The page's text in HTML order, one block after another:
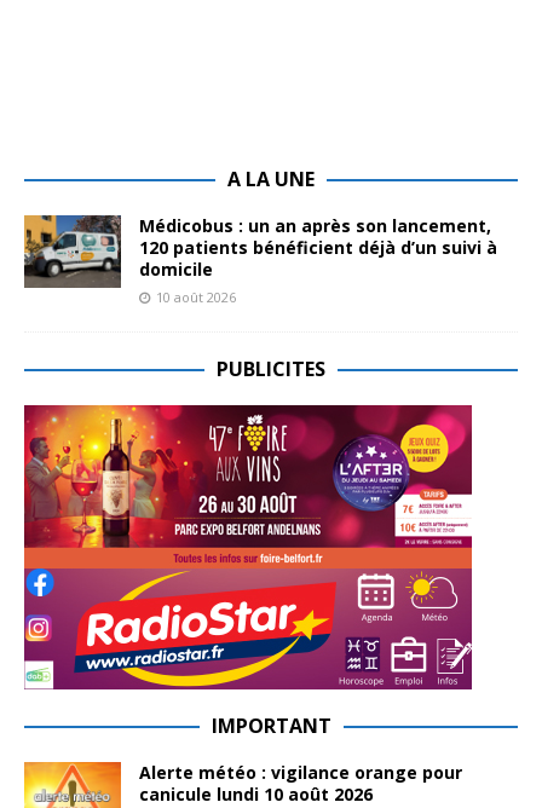
A LA UNE
Médicobus : un an après son lancement,
120 patients bénéficient déjà d’un suivi à
domicile
10 août 2026
PUBLICITES
IMPORTANT
Alerte météo : vigilance orange pour
canicule lundi 10 août 2026